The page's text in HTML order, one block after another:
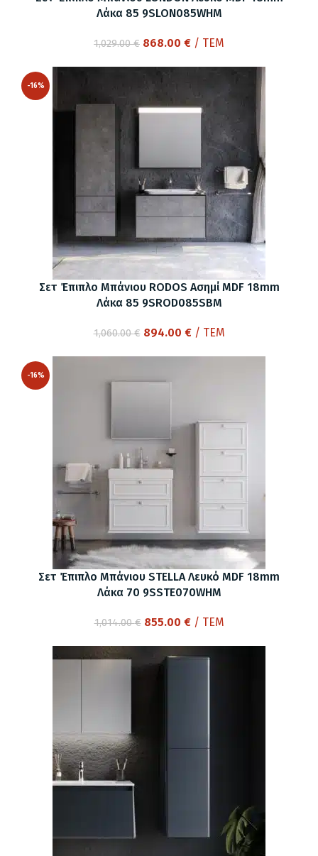
Λάκα 85 9SLON085WHM
1,029.00€ Original
was:
868.00 €Η
868.00 €.
/ ΤΕΜ
-16%
Σετ Έπιπλο Μπάνιου RODOS Ασημί MDF 18mm
Λάκα 85 9SROD085SBM
1,060.00€ Original
1,060.00 €.
894.00 €Η
/ ΤΕΜ
-16%
Σετ Έπιπλο Μπάνιου STELLA Λευκό MDF 18mm
Λάκα 70 9SSTE070WHM
1,014.00€ Original
1,014.00 €.
855.00 €Η
/ ΤΕΜ